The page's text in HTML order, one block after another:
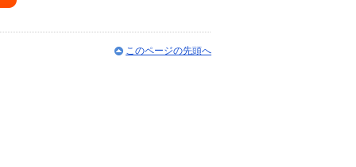
このページの先頭へ